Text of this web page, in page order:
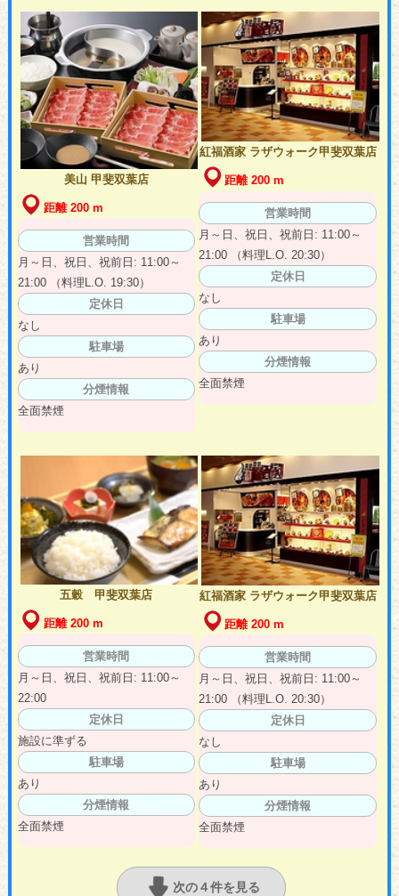
美山 甲斐双葉店
距離 200 m
営業時間
月～日、祝日、祝前日: 11:00～
21:00 （料理L.O. 19:30）
定休日
なし
駐車場
あり
分煙情報
全面禁煙
紅福酒家 ラザウォーク甲斐双葉店
距離 200 m
営業時間
月～日、祝日、祝前日: 11:00～
21:00 （料理L.O. 20:30）
定休日
なし
駐車場
あり
分煙情報
全面禁煙
五穀 甲斐双葉店
距離 200 m
営業時間
月～日、祝日、祝前日: 11:00～
22:00
定休日
施設に準ずる
駐車場
あり
分煙情報
全面禁煙
紅福酒家 ラザウォーク甲斐双葉店
距離 200 m
営業時間
月～日、祝日、祝前日: 11:00～
21:00 （料理L.O. 20:30）
定休日
なし
駐車場
あり
分煙情報
全面禁煙
次の４件を見る